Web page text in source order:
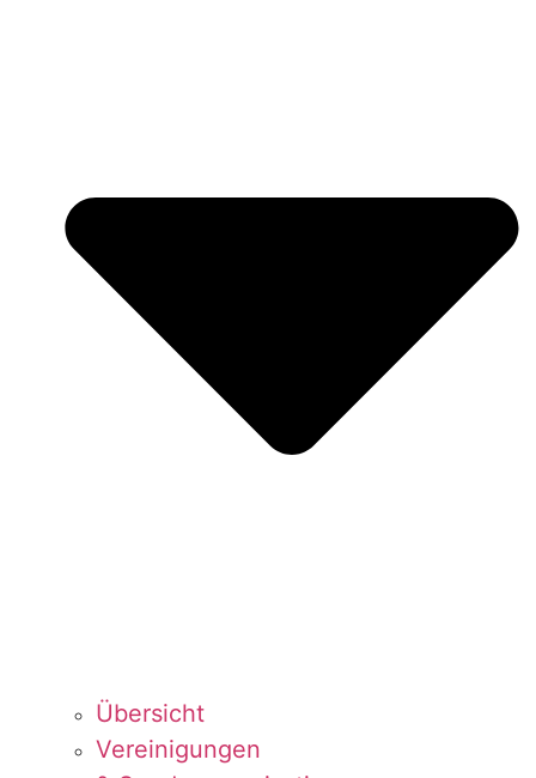
Über­sicht
Ver­ei­ni­gun­gen